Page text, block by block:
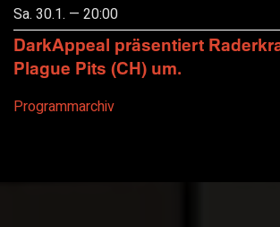
Sa. 30.1. — 20:00
DarkAppeal präsentiert
Plague Pits (CH) um.
Programmarchiv